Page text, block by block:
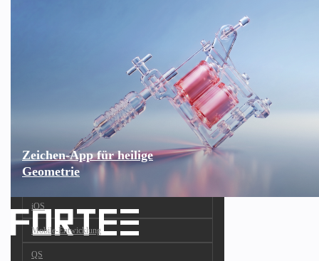
Zeichen-App für heilige
Geometrie
iOS
Mobile-Entwicklung
QS